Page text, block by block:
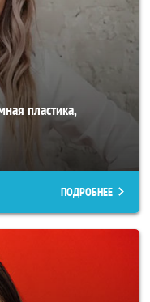
пластика,
ПОДРОБНЕЕ